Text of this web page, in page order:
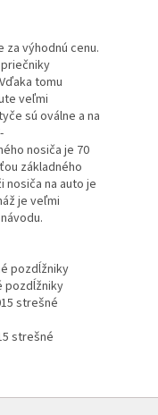
výhodnú cenu.
tomu
veľmi
sú oválne a na
nosiča je 70
základného
nosiča na auto je
je veľmi
pozdĺžniky
pozdĺžniky
strešné
strešné